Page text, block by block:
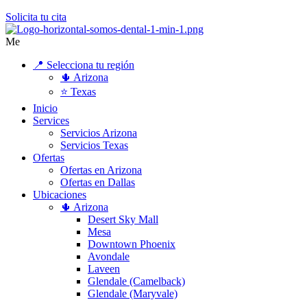
Solicita tu cita
Me
📍 Selecciona tu región
🌵 Arizona
⭐ Texas
Inicio
Services
Servicios Arizona
Servicios Texas
Ofertas
Ofertas en Arizona
Ofertas en Dallas
Ubicaciones
🌵 Arizona
Desert Sky Mall
Mesa
Downtown Phoenix
Avondale
Laveen
Glendale (Camelback)
Glendale (Maryvale)